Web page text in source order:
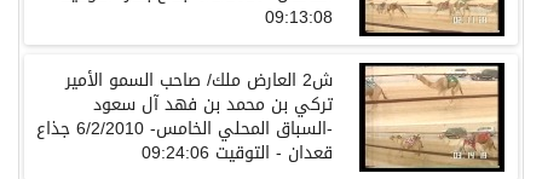
09:13:08
ش2 العارض ملك/ صاحب السمو الأمير
تركي بن محمد بن فهد آل سعود
-السباق المحلي الخامس- 6/2/2010 جذاع
قعدان - التوقيت 09:24:06